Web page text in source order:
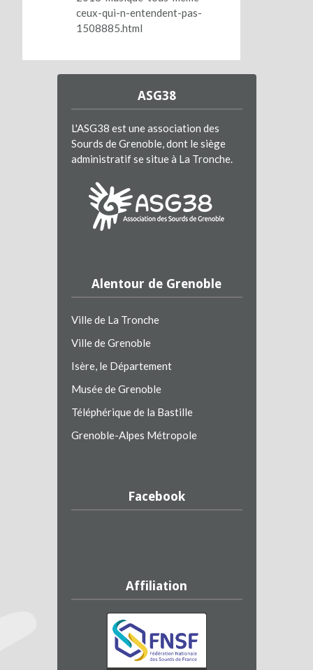
ceux-qui-n-entendent-pas-
1508885.html
ASG38
L'ASG38 est une association des
Sourds de Grenoble, dont le siège
administratif se situe à La Tronche.
Alentour de Grenoble
Ville de La Tronche
Ville de Grenoble
Isère, le Département
Musée de Grenoble
Téléphérique de la Bastille
Grenoble-Alpes Métropole
Facebook
Affiliation